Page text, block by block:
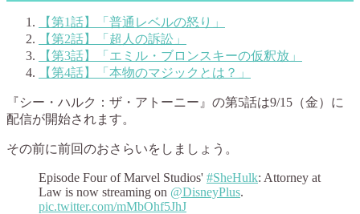
【第1話】「普通レベルの怒り」
【第2話】「超人の訴訟」
【第3話】「エミル・ブロンスキーの仮釈放」
【第4話】「本物のマジックとは？」
『シー・ハルク：ザ・アトーニー』の第5話は9/15（金）に
配信が開始されます。
その前に前回のおさらいをしましょう。
Episode Four of Marvel Studios' #SheHulk: Attorney at
Law is now streaming on @DisneyPlus.
pic.twitter.com/mMbOhf5JhJ